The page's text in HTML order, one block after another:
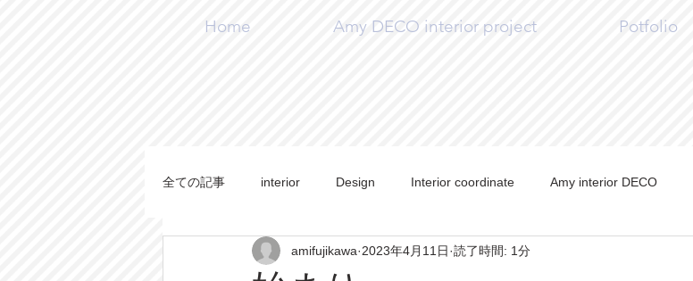
Home Amy DECO interior project Potfolio
全ての記事 interior Design Interior coordinate Amy interior DECO
Handmade DIY Craft
amifujikawa 2023年4月11日 読了時間: 1分